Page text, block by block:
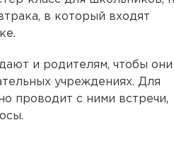
в который входят
и родителям, чтобы они
учреждениях. Для
проводит с ними встречи,